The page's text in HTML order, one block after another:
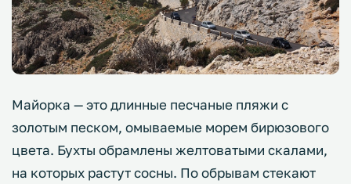
Майорка — это длинные песчаные пляжи с
золотым песком, омываемые морем бирюзового
цвета. Бухты обрамлены желтоватыми скалами,
на которых растут сосны. По обрывам стекают